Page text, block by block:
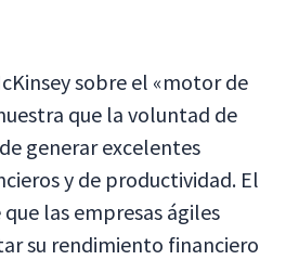
sobre el «motor de
que la voluntad de
generar excelentes
y de productividad. El
las empresas ágiles
su rendimiento financiero